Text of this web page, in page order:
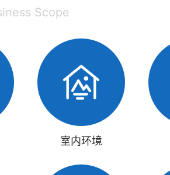
Scope
室内环境